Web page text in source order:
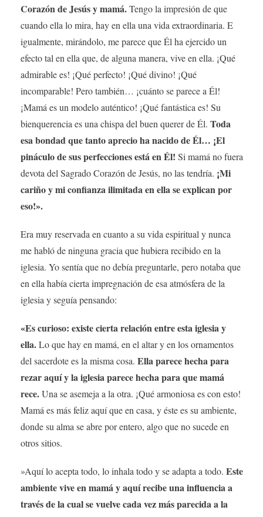
Corazón de Jesús y mamá.Tengo la impresión de que
cuando ella lo mira, hay en ella una vida extraordinaria. E
igualmente, mirándolo, me parece que Él ha ejercido un
efecto tal en ella que, de alguna manera, vive en ella. ¡Qué
admirable es! ¡Qué perfecto! ¡Qué divino! ¡Qué
incomparable! Pero también… ¡cuánto se parece a Él!
¡Mamá es un modelo auténtico! ¡Qué fantástica es! Su
bienquerencia es una chispa del buen querer de Él. Toda
esa bondad que tanto aprecio ha nacido de Él… ¡El
pináculo de sus perfecciones está en Él! Si mamá no fuera
devota del Sagrado Corazón de Jesús, no las tendría. ¡Mi
cariño y mi confianza ilimitada en ella se explican por
eso!».
Era muy reservada en cuanto a su vida espiritual y nunca
me habló de ninguna gracia que hubiera recibido en la
iglesia. Yo sentía que no debía preguntarle, pero notaba que
en ella había cierta impregnación de esa atmósfera de la
iglesia y seguía pensando:
«Es curioso: existe cierta relación entre esta iglesia y
ella.Lo que hay en mamá, en el altar y en los ornamentos
del sacerdote es la misma cosa. Ella parece hecha para
rezar aquí y la iglesia parece hecha para que mamá
rece.Una se asemeja a la otra. ¡Qué armoniosa es con esto!
Mamá es más feliz aquí que en casa, y éste es su ambiente,
donde su alma se abre por entero, algo que no sucede en
otros sitios.
»Aquí lo acepta todo, lo inhala todo y se adapta a todo. Este
ambiente vive en mamá y aquí recibe una influencia a
través de la cual se vuelve cada vez más parecida a la